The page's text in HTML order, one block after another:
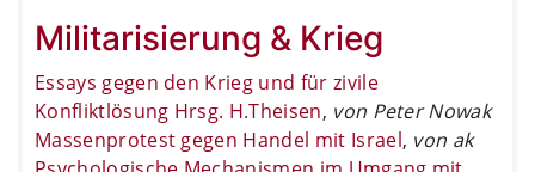
Militarisierung & Krieg
Essays gegen den Krieg und für zivile
Konfliktlösung Hrsg. H.Theisen, von Peter Nowak
Massenprotest gegen Handel mit Israel, von ak